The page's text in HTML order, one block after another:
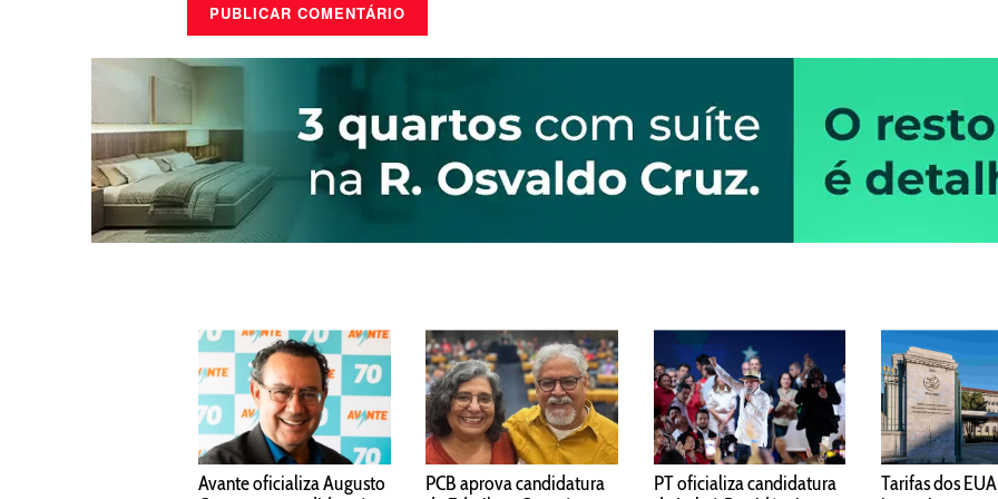
Avante oficializa Augusto
PCB aprova candidatura
PT oficializa candidatura
Tarifas dos